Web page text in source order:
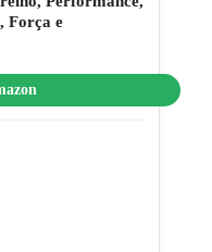
Força e